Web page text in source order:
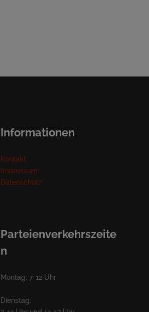
Informationen
Kontakt
Impressum
Datenschutz
Parteienverkehrszeite
n
Montag: 7-12 Uhr
Dienstag: